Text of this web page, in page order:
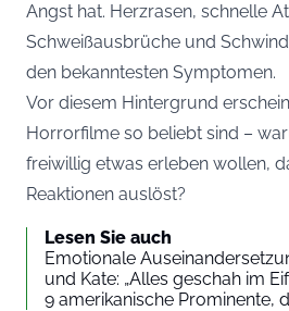
Angst hat. Herzrasen, schnelle
Schweißausbrüche und
den bekanntesten Symptomen.
Vor diesem Hintergrund
Horrorfilme so beliebt sind –
freiwillig etwas erleben wollen,
Reaktionen auslöst?
Lesen Sie auch
Emotionale
und Kate: „Alles geschah im
9 amerikanische Prominente,